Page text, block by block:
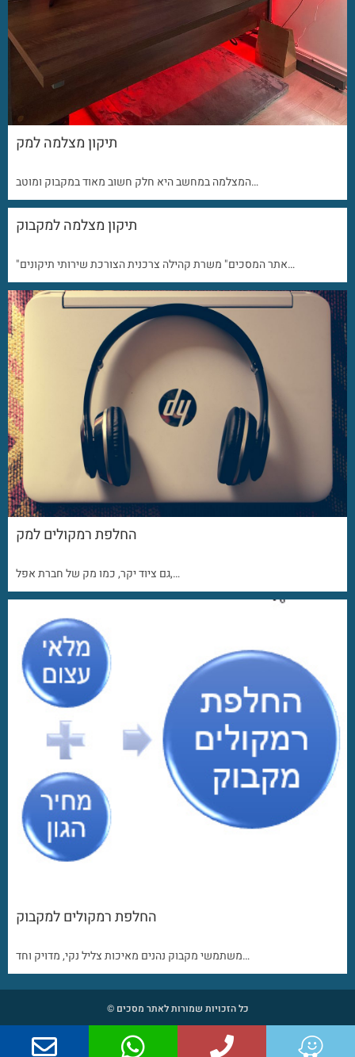
תיקון מצלמה למק
המצלמה במחשב היא חלק חשוב מאוד במקבוק ומוטב…
תיקון מצלמה למקבוק
"אתר המסכים" משרת קהילה צרכנית הצורכת שירותי תיקונים…
החלפת רמקולים למק
גם ציוד יקר, כמו מק של חברת אפל,…
החלפת רמקולים למקבוק
משתמשי מקבוק נהנים מאיכות צליל נקי, מדויק וחד…
כל הזכויות שמורות לאתר מסכים ©